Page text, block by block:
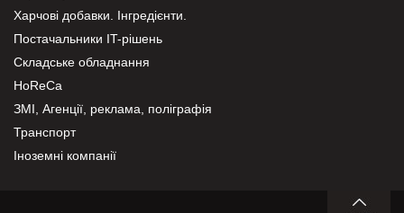
Харчові добавки. Інгредієнти.
Постачальники IT-рішень
Складське обладнання
HoReCa
ЗМІ, Агенції, реклама, поліграфія
Транспорт
Іноземні компанії